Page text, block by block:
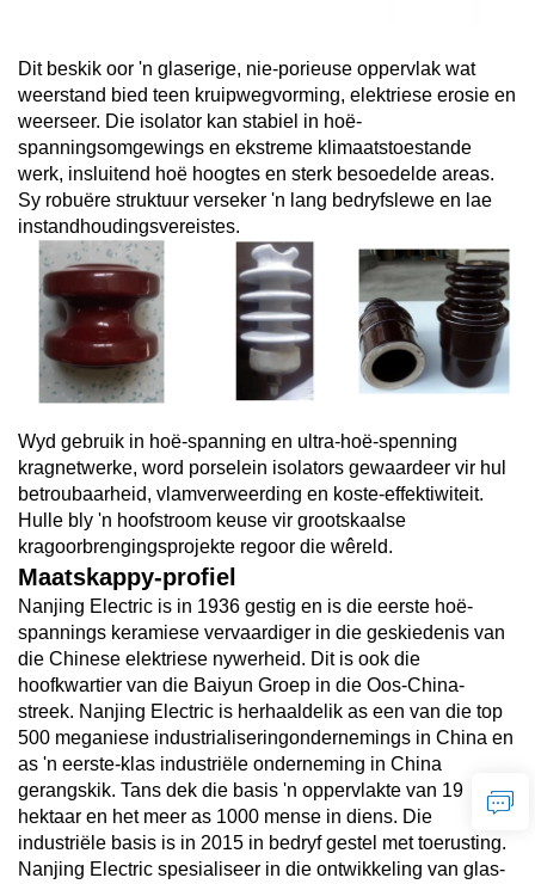
Dit beskik oor 'n glaserige, nie-porieuse oppervlak wat
weerstand bied teen kruipwegvorming, elektriese erosie en
weerseer. Die isolator kan stabiel in hoë-
spanningsomgewings en ekstreme klimaatstoestande
werk, insluitend hoë hoogtes en sterk besoedelde areas.
Sy robuëre struktuur verseker 'n lang bedryfslewe en lae
instandhoudingsvereistes.
Wyd gebruik in hoë-spanning en ultra-hoë-spenning
kragnetwerke, word porselein isolators gewaardeer vir hul
betroubaarheid, vlamverweerding en koste-effektiwiteit.
Hulle bly 'n hoofstroom keuse vir grootskaalse
kragoorbrengingsprojekte regoor die wêreld.
Maatskappy-profiel
Nanjing Electric is in 1936 gestig en is die eerste hoë-
spannings keramiese vervaardiger in die geskiedenis van
die Chinese elektriese nywerheid. Dit is ook die
hoofkwartier van die Baiyun Groep in die Oos-China-
streek. Nanjing Electric is herhaaldelik as een van die top
500 meganiese industrialiseringondernemings in China en
as 'n eerste-klas industriële onderneming in China
gerangskik. Tans dek die basis 'n oppervlakte van 19
hektaar en het meer as 1000 mense in diens. Die
industriële basis is in 2015 in bedryf gestel met toerusting.
Nanjing Electric spesialiseer in die ontwikkeling van glas-